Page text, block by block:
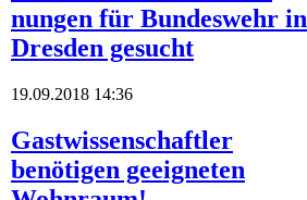
nungen für Bundeswehr in
Dresden gesucht
19.09.2018 14:36
Gastwissenschaftler
benötigen geeigneten